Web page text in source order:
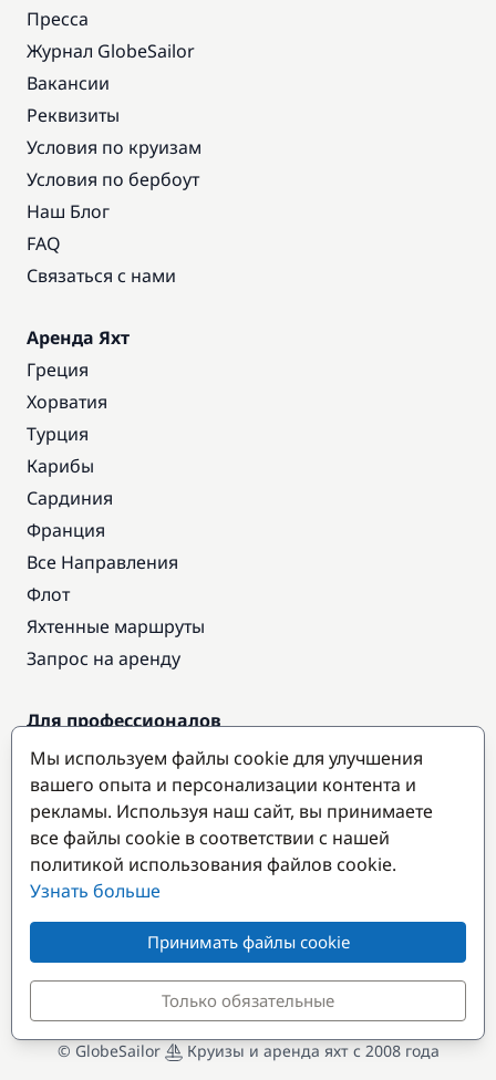
Пресса
Журнал GlobeSailor
Вакансии
Реквизиты
Условия по круизам
Условия по бербоут
Наш Блог
FAQ
Связаться с нами
Аренда Яхт
Греция
Хорватия
Турция
Карибы
Сардиния
Франция
Все Направления
Флот
Яхтенные маршруты
Запрос на аренду
Для профессионалов
Доступ про
Стать партнером
Популярные направления
© GlobeSailor Круизы и аренда яхт с 2008 года
Мы используем файлы cookie для улучшения
вашего опыта и персонализации контента и
рекламы. Используя наш сайт, вы принимаете
все файлы cookie в соответствии с нашей
политикой использования файлов cookie.
Узнать больше
Принимать файлы cookie
Только обязательные